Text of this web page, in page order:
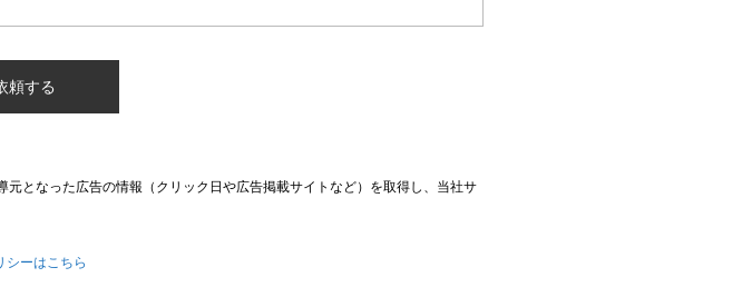
となった広告の情報（クリック日や広告掲載サイトなど）を取得し、当社サ
シーはこちら